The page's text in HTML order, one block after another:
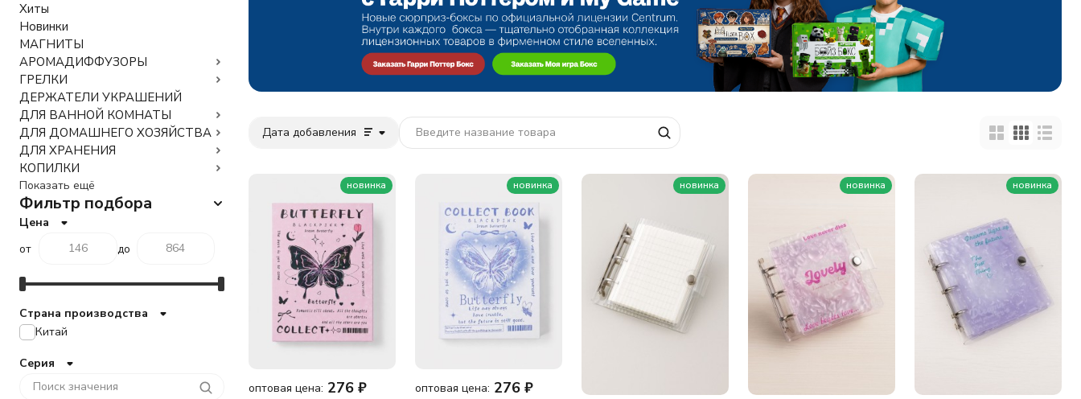
Дата добавления
новинка
оптовая цена: 276 ₽
новинка
оптовая цена: 276 ₽
новинка новинка новинка
Хиты
Новинки
МАГНИТЫ
АРОМАДИФФУЗОРЫ
ГРЕЛКИ
ДЕРЖАТЕЛИ УКРАШЕНИЙ
ДЛЯ ВАННОЙ КОМНАТЫ
ДЛЯ ДОМАШНЕГО ХОЗЯЙСТВА
ДЛЯ ХРАНЕНИЯ
КОПИЛКИ
Показать ещё
Фильтр подбора
Цена
от
до
Страна производства
Китай
Серия